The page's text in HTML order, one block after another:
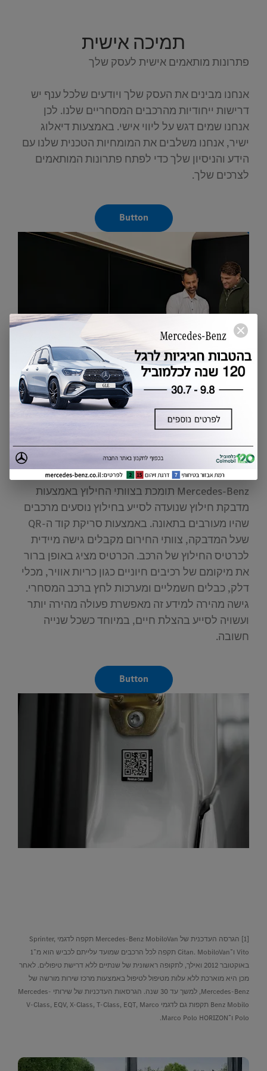
תמיכה אישית
פתרונות מותאמים אישית לעסק שלך
אנחנו מבינים את העסק שלך ויודעים שלכל ענף יש
דרישות ייחודיות מהרכבים המסחריים שלנו. לכן
אנחנו שמים דגש על ליווי אישי. באמצעות דיאלוג
ישיר, אנחנו משלבים את המומחיות הטכנית שלנו עם
הידע והניסיון שלך כדי לפתח פתרונות המותאמים
לצרכים שלך.
Button
מדבקת החילוץ
כשכל שנייה חשובה
Mercedes-Benz תומכת בצוותי החילוץ באמצעות
מדבקת חילוץ שנועדה לסייע בחילוץ נוסעים מרכבים
שהיו מעורבים בתאונה. באמצעות סריקת קוד ה-QR
שעל המדבקה, צוותי החירום מקבלים גישה מיידית
לכרטיס החילוץ של הרכב. הכרטיס מציג באופן ברור
את מיקומם של רכיבים חיוניים כגון כריות אוויר, מכלי
דלק, כבלים חשמליים ומערכות לחץ ברכב המסחרי.
גישה מהירה למידע זה מאפשרת פעולה מהירה יותר
ועשויה לסייע בהצלת חיים, במיוחד כשכל שנייה
חשובה.
Button
[1]
הגרסה העדכנית של Mercedes-Benz MobiloVan תקפה לדגמי Sprinter,
Vito ו־Citan. MobiloVan תקפה לכל הרכבים שמועד עלייתם לכביש הוא מ־1
באוקטובר 2012 ואילך, לתקופה ראשונית של שנתיים ללא דרישת טיפולים. לאחר
מכן היא מוארכת ללא עלות מטיפול לטיפול באמצעות מרכז שירות מורשה של
Mercedes-Benz, למשך עד 30 שנה. הגרסאות העדכניות של שירותי Mercedes-
Benz Mobilo תקפות גם לדגמי V-Class, EQV, X-Class, T-Class, EQT, Marco
Polo ו־Marco Polo HORIZON.